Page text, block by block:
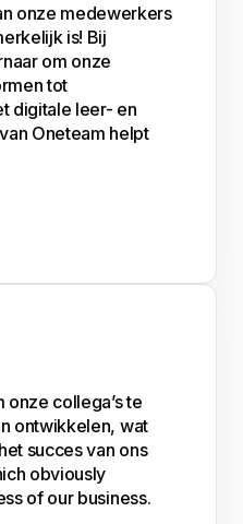
onze medewerkers
is! Bij
om onze
tot
digitale leer- en
Oneteam helpt
onze collega’s te
ontwikkelen, wat
succes van ons
obviously
of our business.